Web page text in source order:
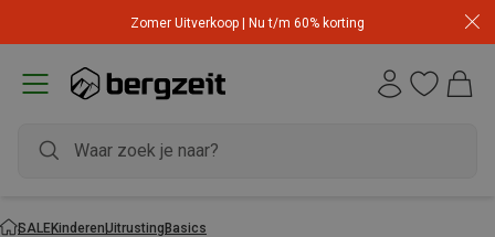
Zomer Uitverkoop | Nu t/m 60% korting
SALEKinderenUitrustingBasics